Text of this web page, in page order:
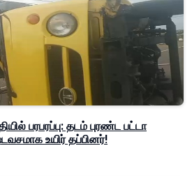
பரபரப்பு: தடம் புரண்ட பட்டா
உயிர் தப்பினர்!